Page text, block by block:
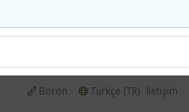
Boron Türkçe (TR) İletişim